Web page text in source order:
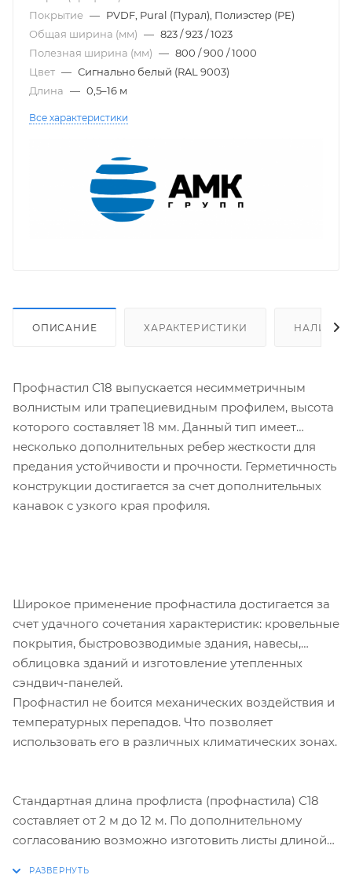
Покрытие — PVDF, Pural (Пурал), Полиэстер (PE)
Общая ширина (мм) — 823 / 923 / 1023
Полезная ширина (мм) — 800 / 900 / 1000
Цвет — Сигнально белый (RAL 9003)
Длина — 0,5–16 м
Все характеристики
ОПИСАНИЕ ХАРАКТЕРИСТИКИ НАЛИЧИЕ
Профнастил С18 выпускается несимметричным
волнистым или трапециевидным профилем, высота
которого составляет 18 мм. Данный тип имеет
несколько дополнительных ребер жесткости для
предания устойчивости и прочности. Герметичность
конструкции достигается за счет дополнительных
канавок с узкого края профиля.
Широкое применение профнастила достигается за
счет удачного сочетания характеристик: кровельные
покрытия, быстровозводимые здания, навесы,
облицовка зданий и изготовление утепленных
сэндвич-панелей.
Профнастил не боится механических воздействия и
температурных перепадов. Что позволяет
использовать его в различных климатических зонах.
Стандартная длина профлиста (профнастила) С18
составляет от 2 м до 12 м. По дополнительному
согласованию возможно изготовить листы длиной